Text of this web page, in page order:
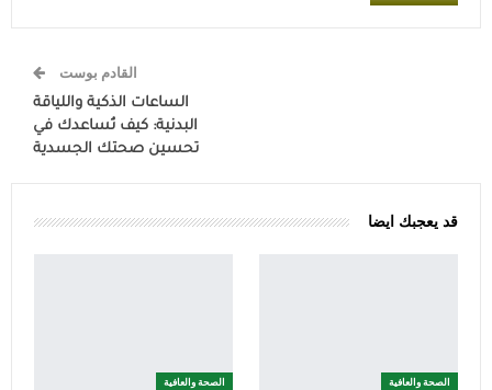
القادم بوست
الساعات الذكية واللياقة
البدنية: كيف تُساعدك في
تحسين صحتك الجسدية
قد يعجبك ايضا
الصحة والعافية الصحة والعافية